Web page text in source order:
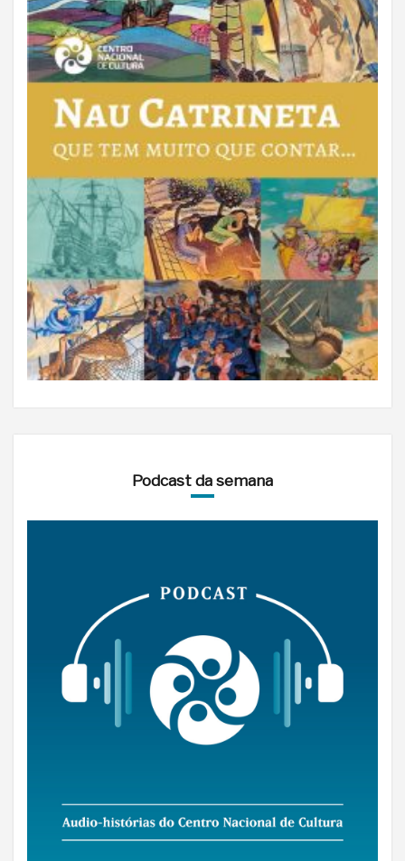
Podcast da semana